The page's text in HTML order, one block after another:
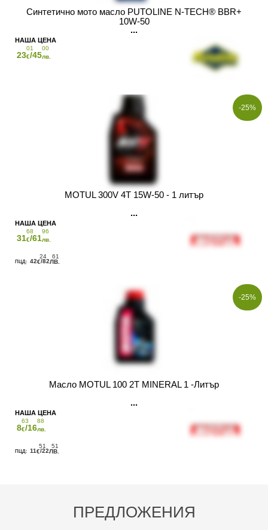
ПРЕДЛОЖЕНИЯ
Синтетично мото масло PUTOLINE N-TECH® BBR+
10W-50
23
01
€/45
00
лв.
-25%
MOTUL 300V 4T 15W-50 - 1 литър
31
68
€/61
96
лв.
42
24
€/82
61
ЛВ.
-25%
Масло MOTUL 100 2T MINERAL 1 -Литър
8
63
€/16
88
лв.
11
51
€/22
51
ЛВ.